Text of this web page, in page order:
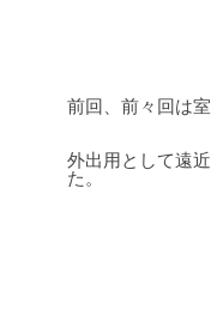
前回、前々回は
外出用として遠
た。